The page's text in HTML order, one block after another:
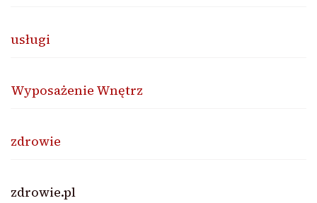
usługi
Wyposażenie Wnętrz
zdrowie
zdrowie.pl